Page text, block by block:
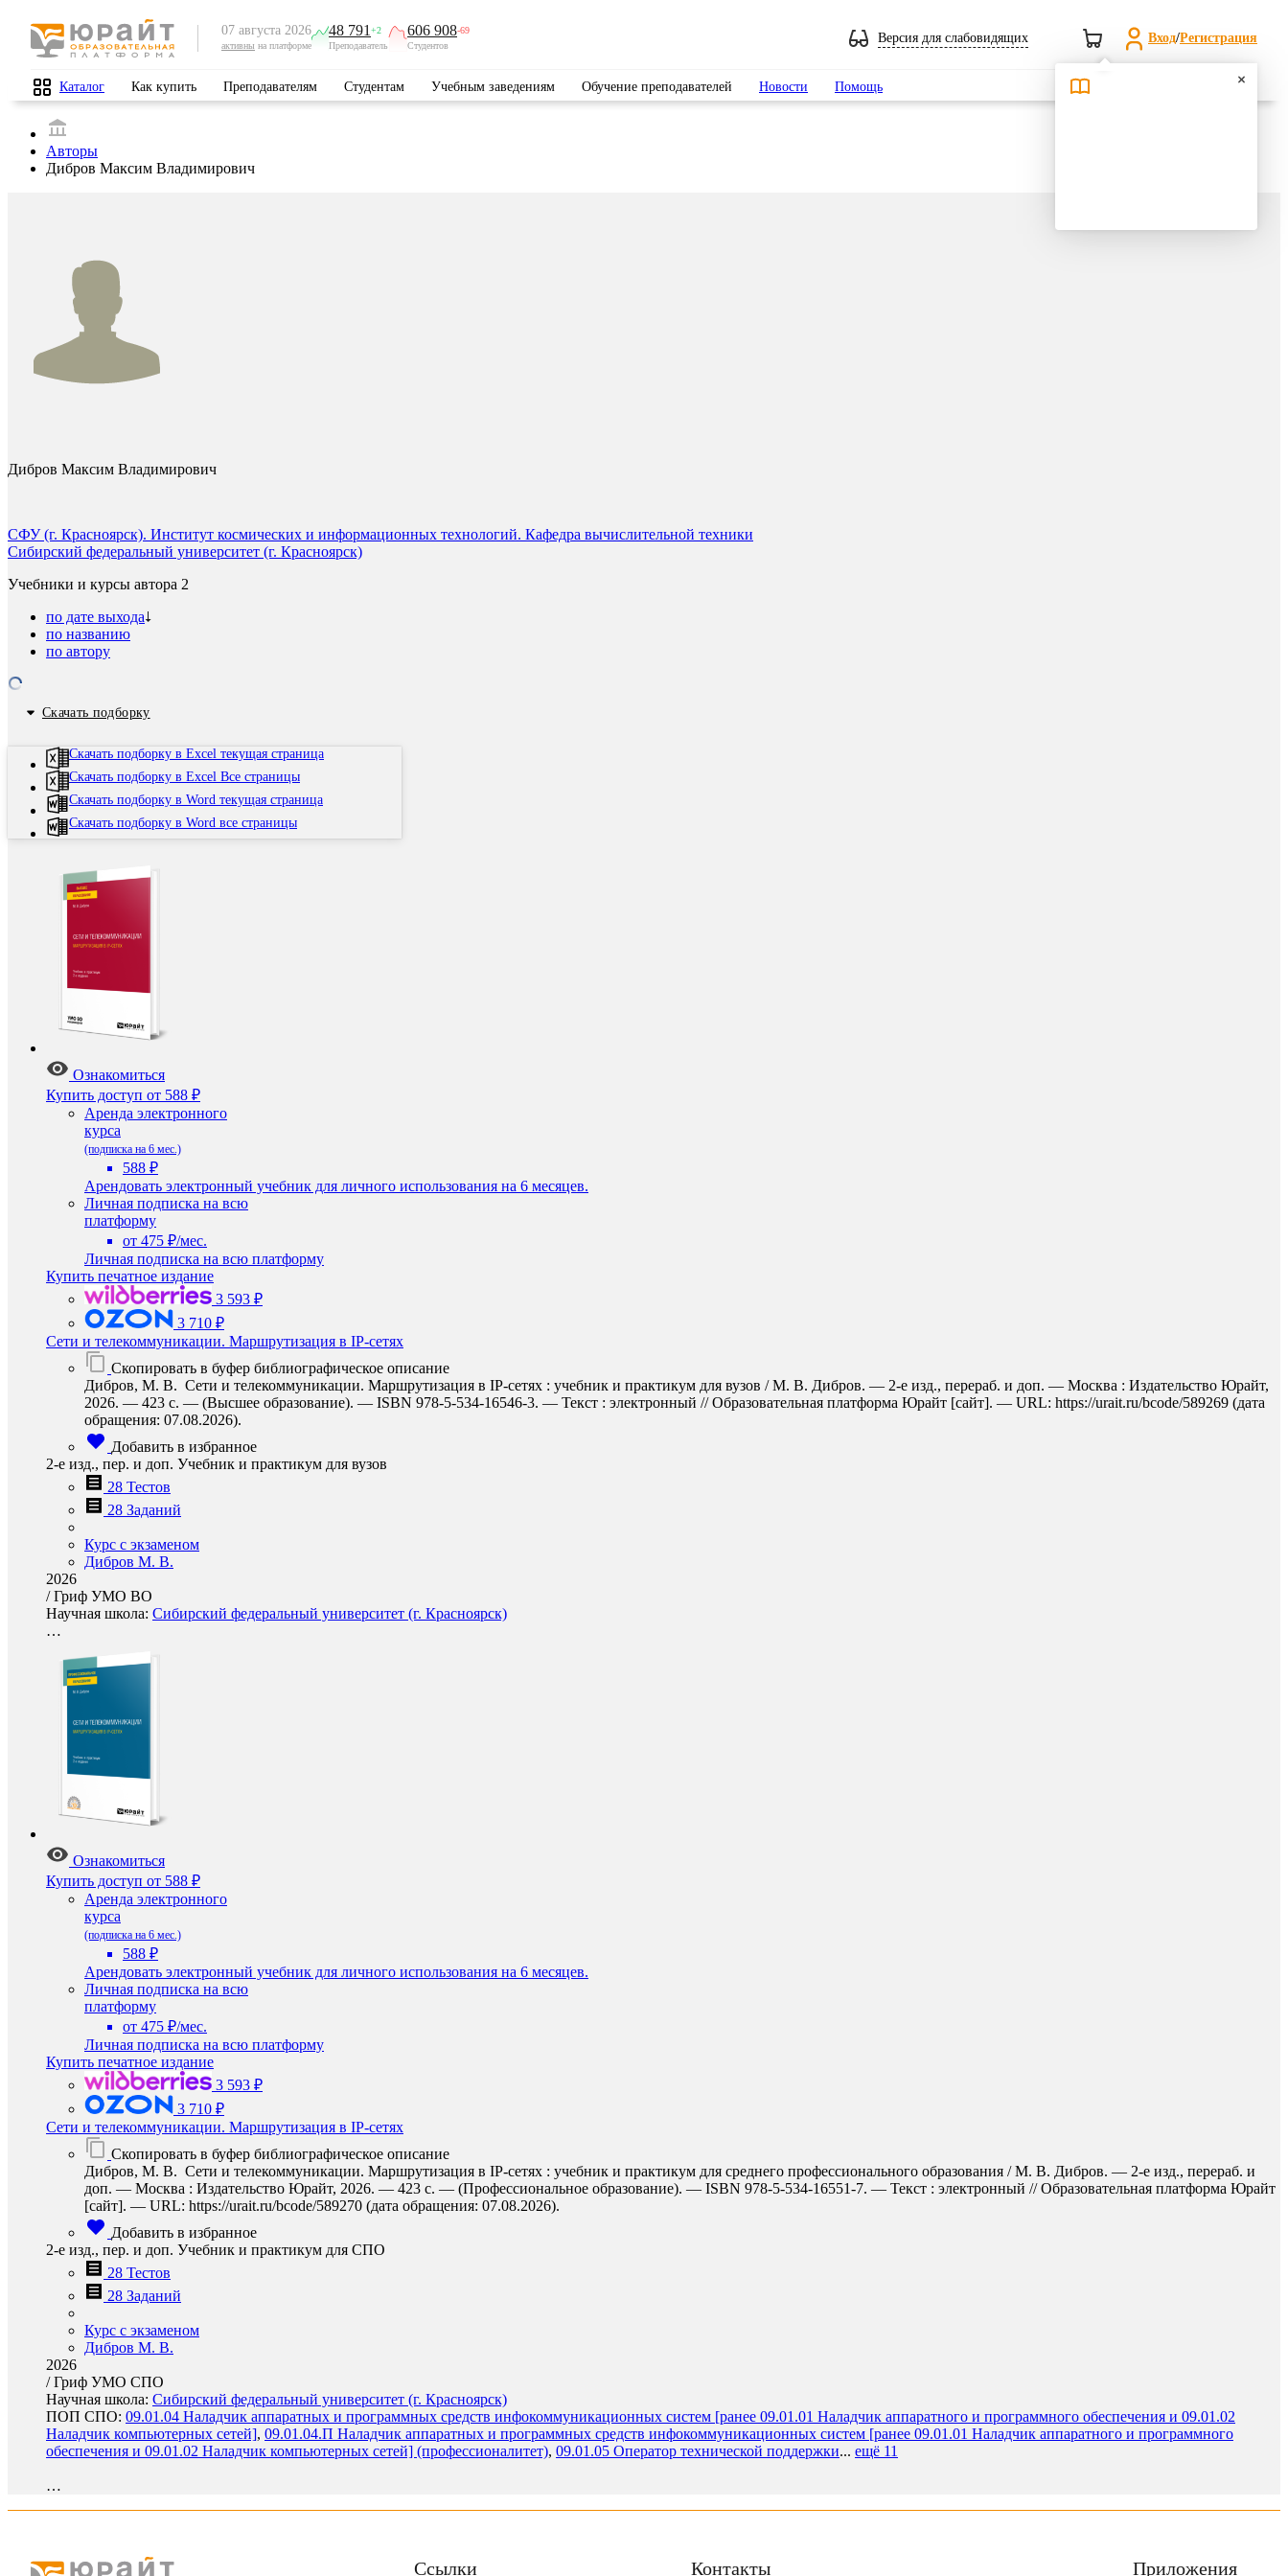
07 августа 2026
активны на платформе
48 791 +2
Преподаватель
606 908-69
Студентов
Версия для слабовидящих Вход/Регистрация
Каталог Как купить Преподавателям Студентам Учебным заведениям Обучение преподавателей Новости Помощь Поиск
Авторы
Дибров Максим Владимирович
Дибров Максим Владимирович
СФУ (г. Красноярск). Институт космических и информационных технологий. Кафедра вычислительной техники
Сибирский федеральный университет (г. Красноярск)
Учебники и курсы автора 2
по дате выхода
по названию
по автору
Скачать подборку
Скачать подборку в Excel текущая страница
Скачать подборку в Excel Все страницы
Скачать подборку в Word текущая страница
Скачать подборку в Word все страницы
Ознакомиться
Купить доступ от 588 ₽
Аренда электронного
курса
(подписка на 6 мес.)
588 ₽
Арендовать электронный учебник для личного использования на 6 месяцев.
Личная подписка на всю
платформу
от 475 ₽/мес.
Личная подписка на всю платформу
Купить печатное издание
3 593 ₽
3 710 ₽
Сети и телекоммуникации. Маршрутизация в IP-сетях
Скопировать в буфер библиографическое описание
Дибров, М. В. Сети и телекоммуникации. Маршрутизация в IP-сетях : учебник и практикум для вузов / М. В. Дибров. — 2-е изд., перераб. и доп. — Москва : Издательство Юрайт,
2026. — 423 с. — (Высшее образование). — ISBN 978-5-534-16546-3. — Текст : электронный // Образовательная платформа Юрайт [сайт]. — URL: https://urait.ru/bcode/589269 (дата
обращения: 07.08.2026).
Добавить в избранное
2-е изд., пер. и доп. Учебник и практикум для вузов
28 Тестов
28 Заданий
Курс с экзаменом
Дибров М. В.
2026
/Гриф УМО ВО
Научная школа: Сибирский федеральный университет (г. Красноярск)
…
Ознакомиться
Купить доступ от 588 ₽
Аренда электронного
курса
(подписка на 6 мес.)
588 ₽
Арендовать электронный учебник для личного использования на 6 месяцев.
Личная подписка на всю
платформу
от 475 ₽/мес.
Личная подписка на всю платформу
Купить печатное издание
3 593 ₽
3 710 ₽
Сети и телекоммуникации. Маршрутизация в IP-сетях
Скопировать в буфер библиографическое описание
Дибров, М. В. Сети и телекоммуникации. Маршрутизация в IP-сетях : учебник и практикум для среднего профессионального образования / М. В. Дибров. — 2-е изд., перераб. и
доп. — Москва : Издательство Юрайт, 2026. — 423 с. — (Профессиональное образование). — ISBN 978-5-534-16551-7. — Текст : электронный // Образовательная платформа Юрайт
[сайт]. — URL: https://urait.ru/bcode/589270 (дата обращения: 07.08.2026).
Добавить в избранное
2-е изд., пер. и доп. Учебник и практикум для СПО
28 Тестов
28 Заданий
Курс с экзаменом
Дибров М. В.
2026
/Гриф УМО СПО
Научная школа: Сибирский федеральный университет (г. Красноярск)
ПОП СПО: 09.01.04 Наладчик аппаратных и программных средств инфокоммуникационных систем [ранее 09.01.01 Наладчик аппаратного и программного обеспечения и 09.01.02
Наладчик компьютерных сетей], 09.01.04.П Наладчик аппаратных и программных средств инфокоммуникационных систем [ранее 09.01.01 Наладчик аппаратного и программного
обеспечения и 09.01.02 Наладчик компьютерных сетей] (профессионалитет), 09.01.05 Оператор технической поддержки... ещё 11
…
Ссылки Контакты Приложения